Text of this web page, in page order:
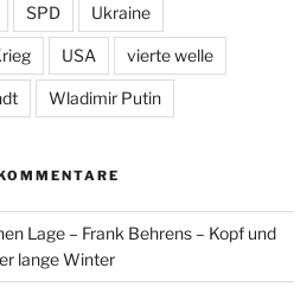
SPD Ukraine
USA vierte welle
Wladimir Putin
Lage – Frank Behrens – Kopf und
lange Winter